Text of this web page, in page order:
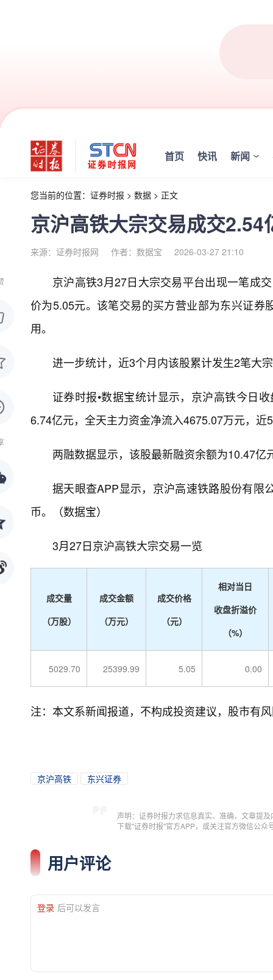
首页 快讯 新闻
您当前的位置： 证券时报 > 数据 > 正文
京沪高铁大宗交易成交
来源：证券时报网 作者：数据宝 2026-03-27 21:10
京沪高铁3月27日大宗交易平台出现一笔成
价为5.05元。该笔交易的买方营业部为东兴证
用。
进一步统计，近3个月内该股累计发生2笔大
证券时报•数据宝统计显示，京沪高铁今日
6.74亿元，全天主力资金净流入4675.07万元，
两融数据显示，该股最新融资余额为10.47
据天眼查APP显示，京沪高速铁路股份有限
币。（数据宝）
3月27日京沪高铁大宗交易一览
成交量
（万股）
成交金额
（万元）
成交价格
（元）
相对当日
收盘折溢价
（%）
5029.70 25399.99 5.05 0.00
注：本文系新闻报道，不构成投资建议，股市有
京沪高铁 东兴证券
声明：证券时报力求信息真实、准确，文章提
下载"证券时报"官方APP，或关注官方微信公
用户评论
登录 后可以发言